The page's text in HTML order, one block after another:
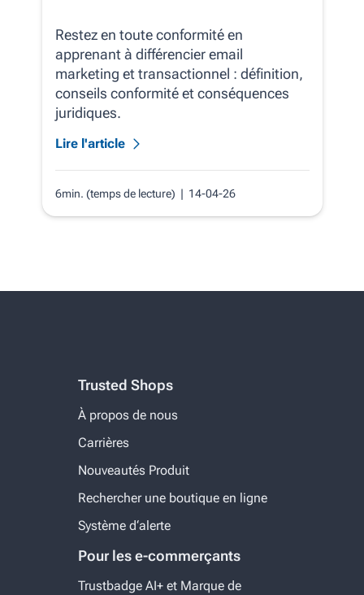
Restez en toute conformité en
apprenant à différencier email
marketing et transactionnel : définition,
conseils conformité et conséquences
juridiques.
Lire l'article
6min. (temps de lecture) | 14-04-26
Trusted Shops
À propos de nous
Carrières
Nouveautés Produit
Rechercher une boutique en ligne
Système d‘alerte
Pour les e-commerçants
Trustbadge AI+ et Marque de